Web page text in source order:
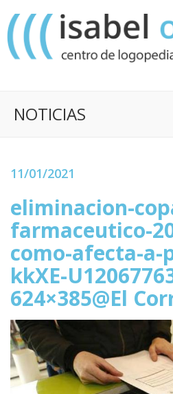
NOTICIAS
11/01/2021
eliminacion-
farmaceutico-
como-afecta-a-
kkXE-
624×385@El